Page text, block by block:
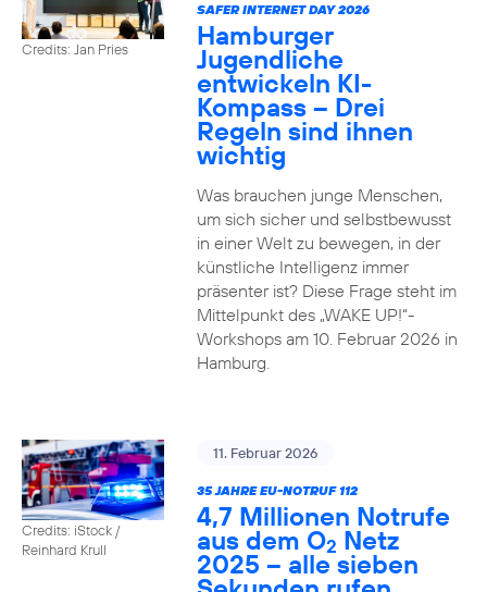
Credits: Jan Pries
SAFER INTERNET DAY 2026
Hamburger
Jugendliche
entwickeln KI-
Kompass – Drei
Regeln sind ihnen
wichtig
Was brauchen junge Menschen,
um sich sicher und selbstbewusst
in einer Welt zu bewegen, in der
künstliche Intelligenz immer
präsenter ist? Diese Frage steht im
Mittelpunkt des „WAKE UP!“-
Workshops am 10. Februar 2026 in
Hamburg.
Credits: iStock /
Reinhard Krull
11. Februar 2026
35 JAHRE EU-NOTRUF 112
4,7 Millionen Notrufe
aus dem O2 Netz
2025 – alle sieben